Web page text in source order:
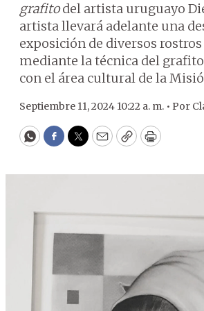
grafitodel artista uruguayo
artista llevará adelante una
exposición de diversos
mediante la técnica del
con el área cultural de la
Septiembre 11, 2024 10:22 a. m. • Por
WhatsApp
Facebook
Twitter
EmailCopyPrint